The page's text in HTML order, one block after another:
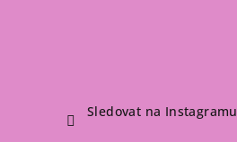
Sledovat na Instagramu